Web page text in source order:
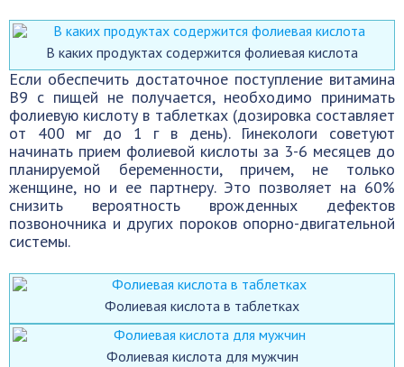
В каких продуктах содержится фолиевая кислота
Если обеспечить достаточное поступление витамина
B9 с пищей не получается, необходимо принимать
фолиевую кислоту в таблетках (дозировка составляет
от 400 мг до 1 г в день). Гинекологи советуют
начинать прием фолиевой кислоты за 3-6 месяцев до
планируемой беременности, причем, не только
женщине, но и ее партнеру. Это позволяет на 60%
снизить вероятность врожденных дефектов
позвоночника и других пороков опорно-двигательной
системы.
Фолиевая кислота в таблетках
Фолиевая кислота для мужчин